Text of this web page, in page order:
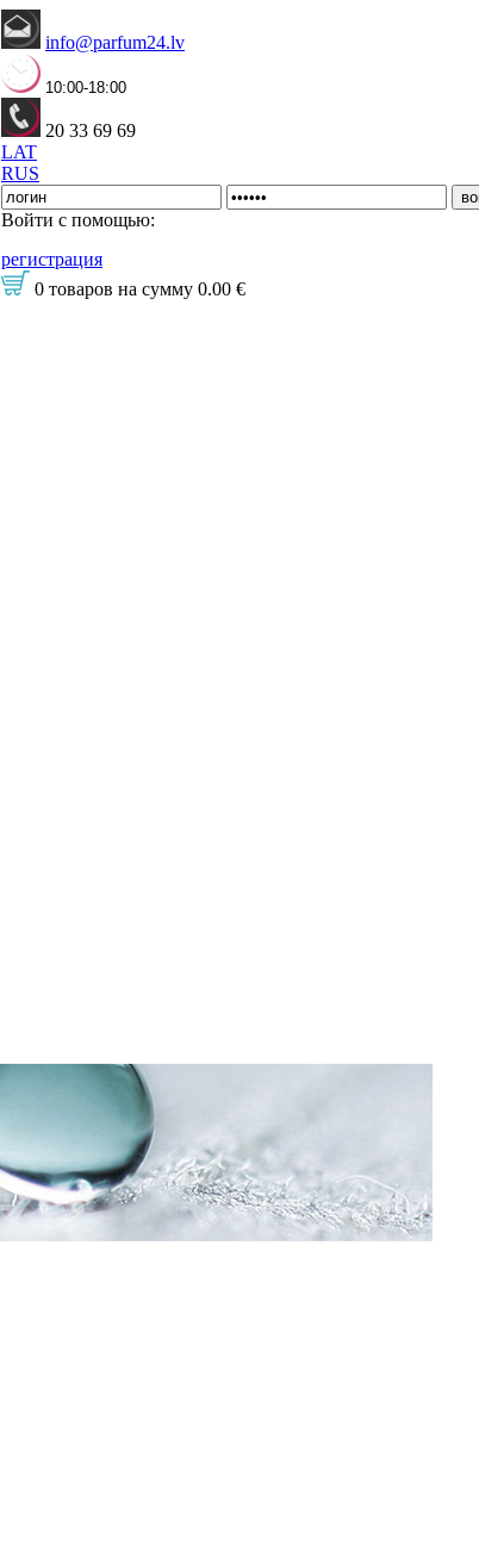
info@parfum24.lv
10:00-18:00
20 33 69 69
LAT
RUS
Войти с помощью:
регистрация
0 товаров на сумму 0.00 €